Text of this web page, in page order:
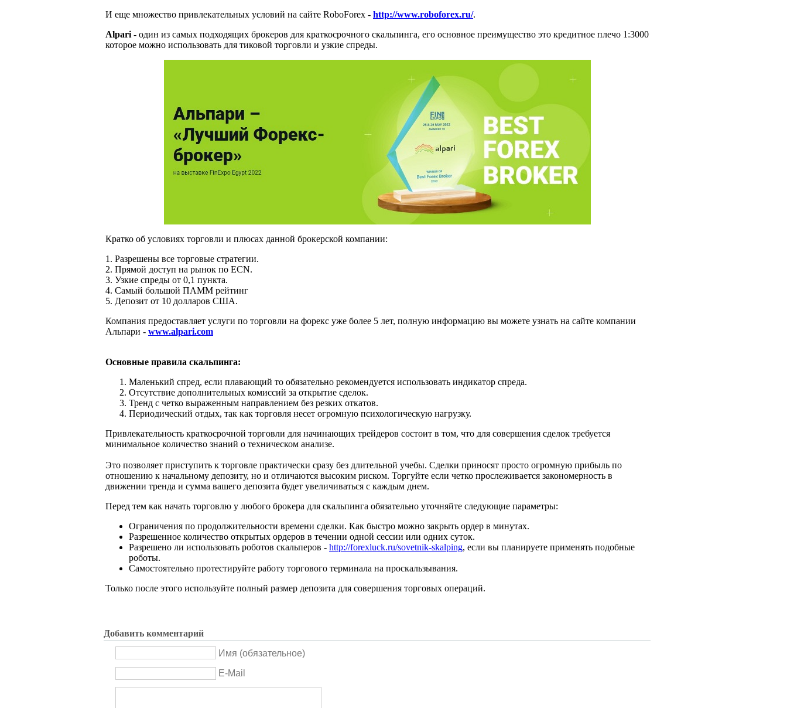
И еще множество привлекательных условий на сайте RoboForex - http://www.roboforex.ru/.
Alpari - один из самых подходящих брокеров для краткосрочного скальпинга, его основное преимущество это кредитное плечо 1:3000
которое можно использовать для тиковой торговли и узкие спреды.
Кратко об условиях торговли и плюсах данной брокерской компании:
1. Разрешены все торговые стратегии.
2. Прямой доступ на рынок по ECN.
3. Узкие спреды от 0,1 пункта.
4. Самый большой ПАММ рейтинг
5. Депозит от 10 долларов США.
Компания предоставляет услуги по торговли на форекс уже более 5 лет, полную информацию вы можете узнать на сайте компании
Альпари - www.alpari.com
Основные правила скальпинга:
Маленький спред, если плавающий то обязательно рекомендуется использовать индикатор спреда.
Отсутствие дополнительных комиссий за открытие сделок.
Тренд с четко выраженным направлением без резких откатов.
Периодический отдых, так как торговля несет огромную психологическую нагрузку.
Привлекательность краткосрочной торговли для начинающих трейдеров состоит в том, что для совершения сделок требуется
минимальное количество знаний о техническом анализе.
Это позволяет приступить к торговле практически сразу без длительной учебы. Сделки приносят просто огромную прибыль по
отношению к начальному депозиту, но и отличаются высоким риском. Торгуйте если четко прослеживается закономерность в
движении тренда и сумма вашего депозита будет увеличиваться с каждым днем.
Перед тем как начать торговлю у любого брокера для скальпинга обязательно уточняйте следующие параметры:
Ограничения по продолжительности времени сделки. Как быстро можно закрыть ордер в минутах.
Разрешенное количество открытых ордеров в течении одной сессии или одних суток.
Разрешено ли использовать роботов скальперов - http://forexluck.ru/sovetnik-skalping, если вы планируете применять подобные
роботы.
Самостоятельно протестируйте работу торгового терминала на проскальзывания.
Только после этого используйте полный размер депозита для совершения торговых операций.
Добавить комментарий
Имя (обязательное)
E-Mail